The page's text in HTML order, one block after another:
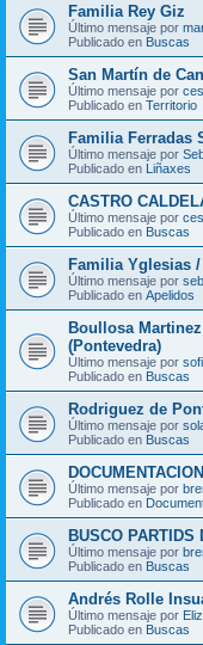
Familia Rey Giz
Último mensaje por
Publicado en Buscas
San Martín de
Último mensaje por
Publicado en Territorio
Familia Ferradas
Último mensaje por
Publicado en Liñaxes
CASTRO
Último mensaje por
Publicado en Buscas
Familia Yglesias
Último mensaje por
Publicado en Apelidos
Boullosa
(Pontevedra)
Último mensaje por
Publicado en Buscas
Rodriguez de
Último mensaje por
Publicado en Buscas
Último mensaje por
Publicado en
BUSCO PARTIDS
Último mensaje por
Publicado en Buscas
Andrés Rolle
Último mensaje por
Publicado en Buscas